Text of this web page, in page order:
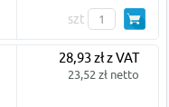
szt
28,93 zł z VAT
23,52 zł netto